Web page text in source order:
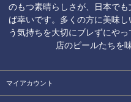
のもつ素晴らしさが、日本で
ば幸いです。多くの方に美味
う気持ちを大切にブレずにや
店のビールたちを
マイアカウント